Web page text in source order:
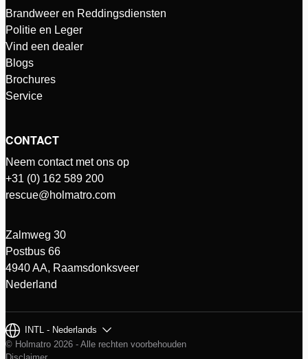
Brandweer en Reddingsdiensten
Politie en Leger
Vind een dealer
Blogs
Brochures
Service
CONTACT
Neem contact met ons op
+31 (0) 162 589 200
rescue@holmatro.com
Zalmweg 30
Postbus 66
4940 AA, Raamsdonksveer
Nederland
INTL - Nederlands
© Holmatro 2026 - Alle rechten voorbehouden